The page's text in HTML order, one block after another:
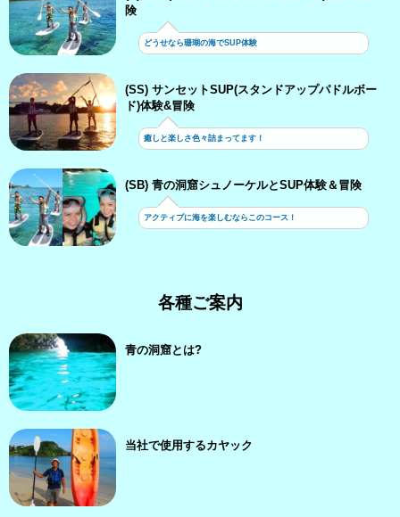
険
どうせなら珊瑚の海でSUP体験
(SS) サンセットSUP(スタンドアップパドルボー
ド)体験&冒険
癒しと楽しさ色々詰まってます！
(SB) 青の洞窟シュノーケルとSUP体験＆冒険
アクティブに海を楽しむならこのコース！
各種ご案内
青の洞窟とは?
当社で使用するカヤック